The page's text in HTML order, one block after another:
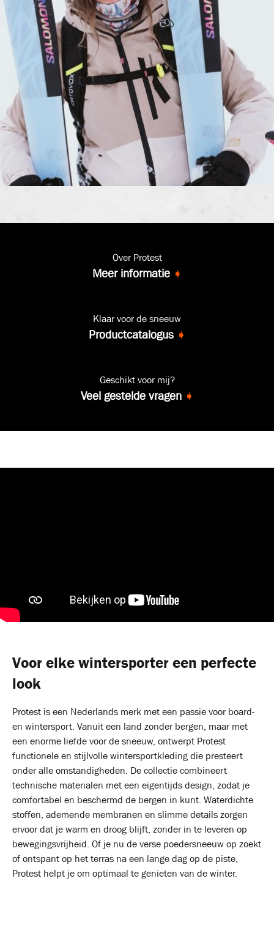
Over Protest
Meer informatie ➧
Klaar voor de sneeuw
Productcatalogus ➧
Geschikt voor mij?
Veel gestelde vragen ➧
Voor elke wintersporter een perfecte
look
Protest is een Nederlands merk met een passie voor board-
en wintersport. Vanuit een land zonder bergen, maar met
een enorme liefde voor de sneeuw, ontwerpt Protest
functionele en stijlvolle wintersportkleding die presteert
onder alle omstandigheden. De collectie combineert
technische materialen met een eigentijds design, zodat je
comfortabel en beschermd de bergen in kunt. Waterdichte
stoffen, ademende membranen en slimme details zorgen
ervoor dat je warm en droog blijft, zonder in te leveren op
bewegingsvrijheid. Of je nu de verse poedersneeuw op zoekt
of ontspant op het terras na een lange dag op de piste,
Protest helpt je om optimaal te genieten van de winter.